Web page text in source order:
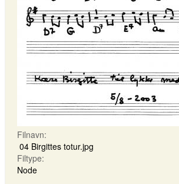
Filnavn:
04 Birgittes totur.jpg
Filtype:
Node